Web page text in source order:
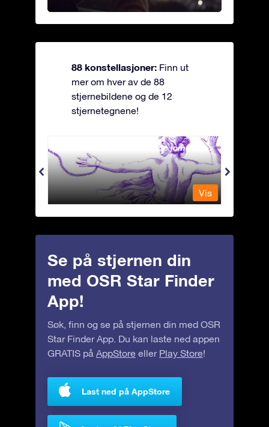
88 konstellasjoner: Finn ut
mer om hver av de 88
stjernebildene og de 12
stjernetegnene!
Andromeda - Den lenkede jomfrua
Vis
Se på stjernen din
med OSR Star Finder
App!
Søk, finn og se på stjernen din med OSR
Star Finder App. Du kan laste ned appen
GRATIS på AppStore eller Play Store!
Last ned på AppStore